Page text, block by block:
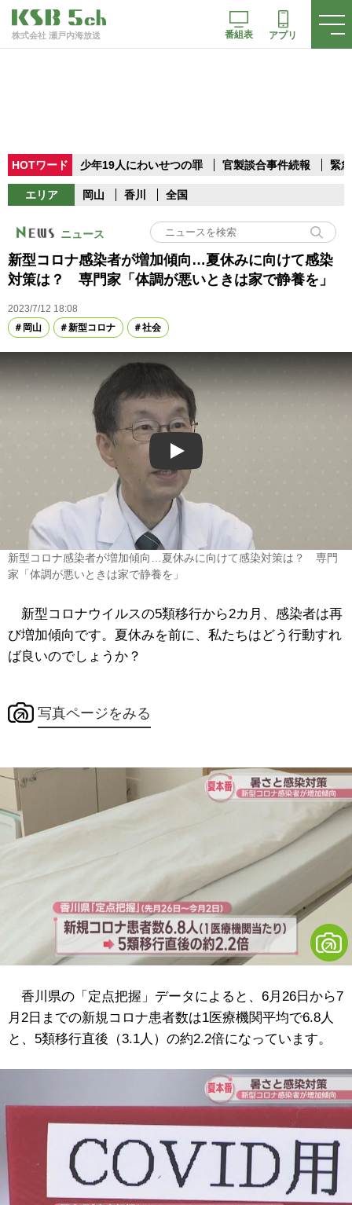
株式会社 瀬戸内海放送 番組表 アプリ
HOTワード 少年19人にわいせつの罪 官製談合事件続報 緊
エリア 岡山 香川 全国
ニュース
新型コロナ感染者が増加傾向…夏休みに向けて感染
対策は？ 専門家「体調が悪いときは家で静養を」
2023/7/12 18:08
岡山
新型コロナ 社会
Play
新型コロナ感染者が増加傾向…夏休みに向けて感染対策は？ 専門
家「体調が悪いときは家で静養を」
新型コロナウイルスの5類移行から2カ月、感染者は再
び増加傾向です。夏休みを前に、私たちはどう行動すれ
ば良いのでしょうか？
写真ページをみる
香川県の「定点把握」データによると、6月26日から7
月2日までの新規コロナ患者数は1医療機関平均で6.8人
と、5類移行直後（3.1人）の約2.2倍になっています。